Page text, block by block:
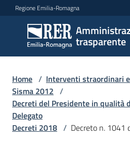
Vai al contenuto
Vai alla navigazione
Vai al footer
Regione Emilia-Romagna
trasparente
Amministrazione
trasparente
Sottosezioni
Accesso
Home / Interventi straordinari
Sisma 2012 /
Decreti del Presidente in qualità
Delegato
Decreti 2018 / Decreto n. 1041